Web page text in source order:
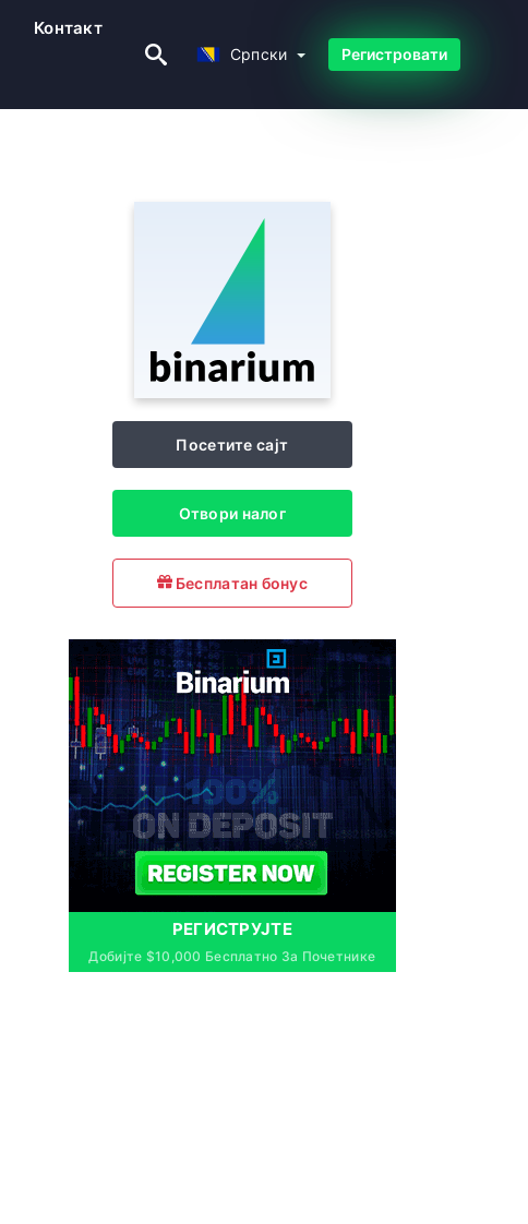
Контакт
Српски Регистровати
Посетите сајт
Отвори налог
Бесплатан бонус
РЕГИСТРУЈТЕ
Добијте $10,000 Бесплатно За Почетнике